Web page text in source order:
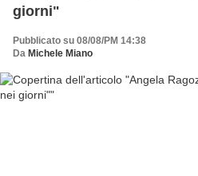
giorni"
Pubblicato su 08/08/PM 14:38
Da Michele Miano